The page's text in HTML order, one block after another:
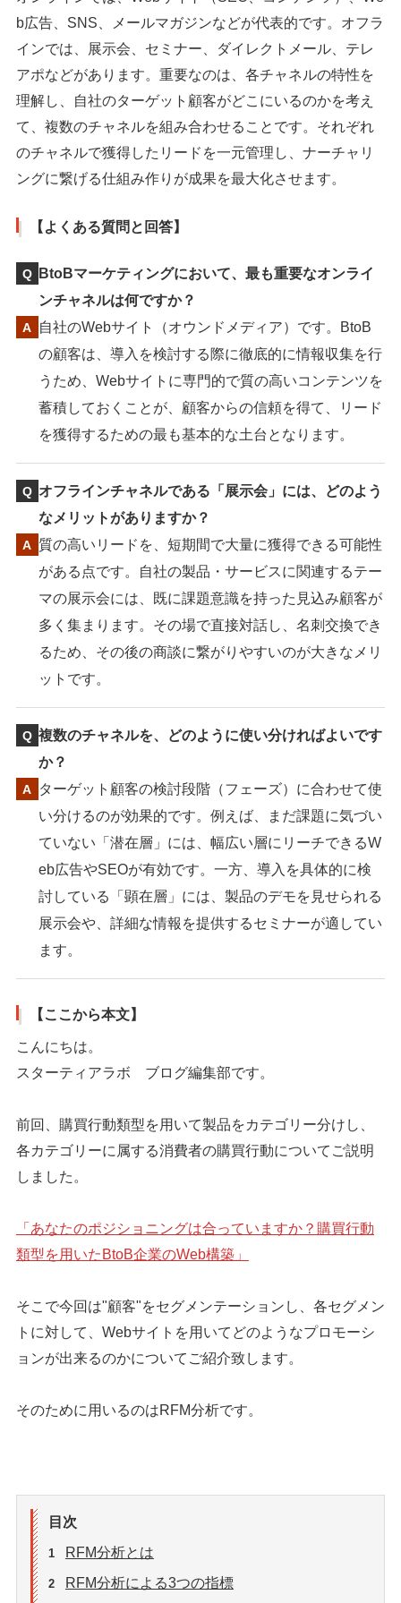
b広告、SNS、メールマガジンなどが代表的です。オフラ
インでは、展示会、セミナー、ダイレクトメール、テレ
アポなどがあります。重要なのは、各チャネルの特性を
理解し、自社のターゲット顧客がどこにいるのかを考え
て、複数のチャネルを組み合わせることです。それぞれ
のチャネルで獲得したリードを一元管理し、ナーチャリ
ングに繋げる仕組み作りが成果を最大化させます。
【よくある質問と回答】
BtoBマーケティングにおいて、最も重要なオンライ
ンチャネルは何ですか？
自社のWebサイト（オウンドメディア）です。BtoB
の顧客は、導入を検討する際に徹底的に情報収集を行
うため、Webサイトに専門的で質の高いコンテンツを
蓄積しておくことが、顧客からの信頼を得て、リード
を獲得するための最も基本的な土台となります。
オフラインチャネルである「展示会」には、どのよう
なメリットがありますか？
質の高いリードを、短期間で大量に獲得できる可能性
がある点です。自社の製品・サービスに関連するテー
マの展示会には、既に課題意識を持った見込み顧客が
多く集まります。その場で直接対話し、名刺交換でき
るため、その後の商談に繋がりやすいのが大きなメリ
ットです。
複数のチャネルを、どのように使い分ければよいです
か？
ターゲット顧客の検討段階（フェーズ）に合わせて使
い分けるのが効果的です。例えば、まだ課題に気づい
ていない「潜在層」には、幅広い層にリーチできるW
eb広告やSEOが有効です。一方、導入を具体的に検
討している「顕在層」には、製品のデモを見せられる
展示会や、詳細な情報を提供するセミナーが適してい
ます。
【ここから本文】
こんにちは。
スターティアラボ ブログ編集部です。
前回、購買行動類型を用いて製品をカテゴリー分けし、
各カテゴリーに属する消費者の購買行動についてご説明
しました。
「あなたのポジショニングは合っていますか？購買行動
類型を用いたBtoB企業のWeb構築」
そこで今回は"顧客"をセグメンテーションし、各セグメン
トに対して、Webサイトを用いてどのようなプロモーシ
ョンが出来るのかについてご紹介致します。
そのために用いるのはRFM分析です。
目次
1 RFM分析とは
2 RFM分析による3つの指標